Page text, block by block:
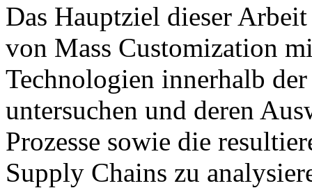
Das Hauptziel dieser
von Mass Customization
Technologien innerhalb
untersuchen und deren
Prozesse sowie die
Supply Chains zu